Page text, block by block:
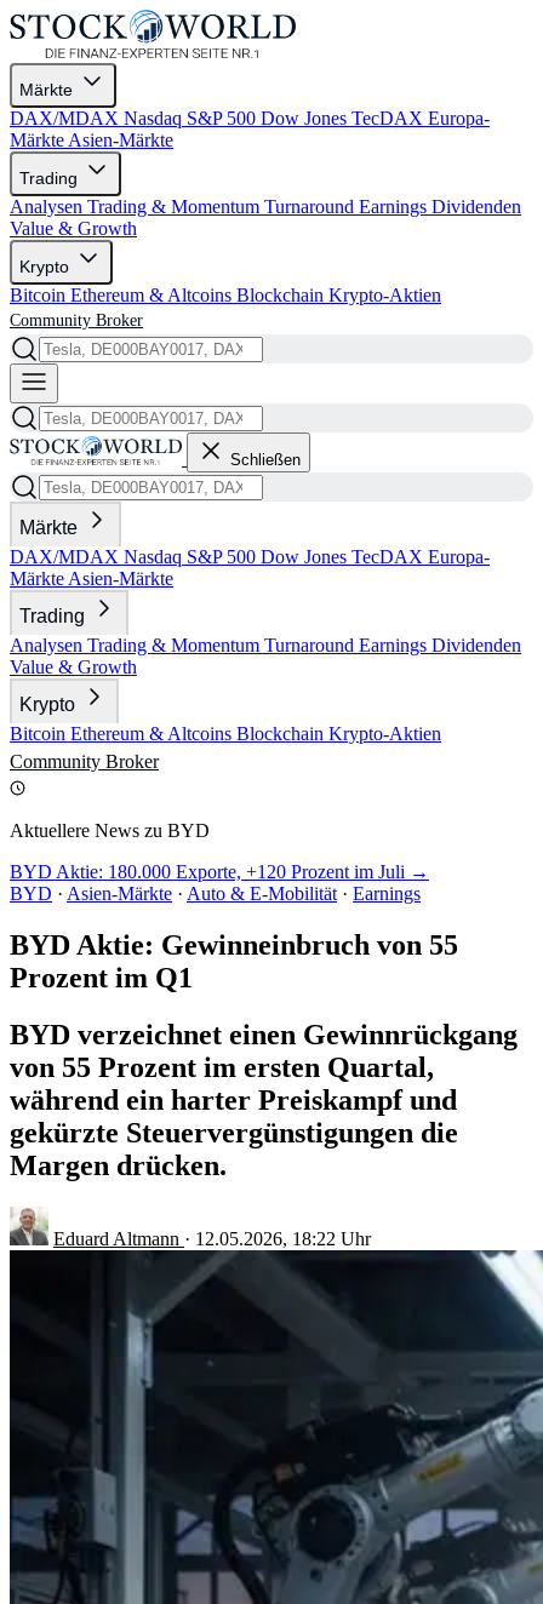
Märkte
DAX/MDAX Nasdaq S&P 500 Dow Jones TecDAX Europa-
Märkte Asien-Märkte
Trading
Analysen Trading & Momentum Turnaround Earnings Dividenden
Value & Growth
Krypto
Bitcoin Ethereum & Altcoins Blockchain Krypto-Aktien
Community Broker
Schließen
Märkte
DAX/MDAX Nasdaq S&P 500 Dow Jones TecDAX Europa-
Märkte Asien-Märkte
Trading
Analysen Trading & Momentum Turnaround Earnings Dividenden
Value & Growth
Krypto
Bitcoin Ethereum & Altcoins Blockchain Krypto-Aktien
Community Broker
Aktuellere News zu BYD
BYD Aktie: 180.000 Exporte, +120 Prozent im Juli →
BYD · Asien-Märkte · Auto & E-Mobilität · Earnings
BYD Aktie: Gewinneinbruch von 55
Prozent im Q1
BYD verzeichnet einen Gewinnrückgang
von 55 Prozent im ersten Quartal,
während ein harter Preiskampf und
gekürzte Steuervergünstigungen die
Margen drücken.
Eduard Altmann · 12.05.2026, 18:22 Uhr